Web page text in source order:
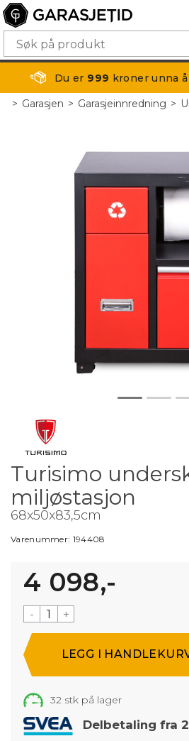
Du er 999 kroner unna å
>Garasjen>Garasjeinnredning>
Turisimo
miljøstasjon
68x50x83,5cm
Varenummer: 194408
4 098,-
- +
32 stk på lager
Delbetaling fra